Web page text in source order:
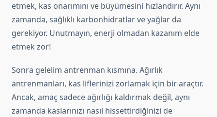
etmek, kas onarımını ve büyümesini hızlandırır. Aynı
zamanda, sağlıklı karbonhidratlar ve yağlar da
gerekiyor. Unutmayın, enerji olmadan kazanım elde
etmek zor!
Sonra gelelim antrenman kısmına. Ağırlık
antrenmanları, kas liflerinizi zorlamak için bir araçtır.
Ancak, amaç sadece ağırlığı kaldırmak değil, aynı
zamanda kaslarınızı nasıl hissettirdiğinizi de